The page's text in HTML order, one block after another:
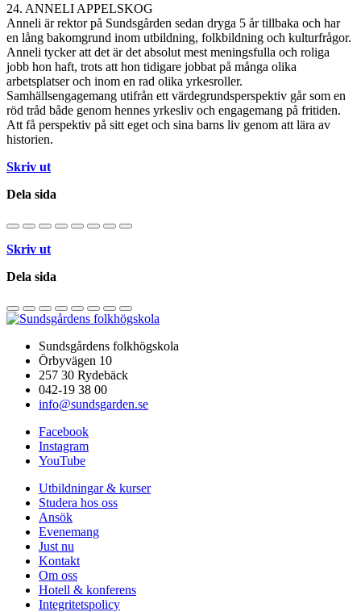
24. ANNELI APPELSKOG
Anneli är rektor på Sundsgården sedan dryga 5 år tillbaka och har
en lång bakomgrund inom utbildning, folkbildning och kulturfrågor.
Anneli tycker att det är det absolut mest meningsfulla och roliga
jobb hon haft, trots att hon tidigare jobbat på många olika
arbetsplatser och inom en rad olika yrkesroller.
Samhällsengagemang utifrån ett värdegrundsperspektiv går som en
röd tråd både genom hennes yrkesliv och engagemang på fritiden.
Att få perspektiv på sitt eget och sina barns liv genom att lära av
historien.
Skriv ut
Dela sida
Skriv ut
Dela sida
Sundsgårdens folkhögskola
Örbyvägen 10
257 30 Rydebäck
042-19 38 00
info@sundsgarden.se
Facebook
Instagram
YouTube
Utbildningar & kurser
Studera hos oss
Ansök
Evenemang
Just nu
Kontakt
Om oss
Hotell & konferens
Integritetspolicy